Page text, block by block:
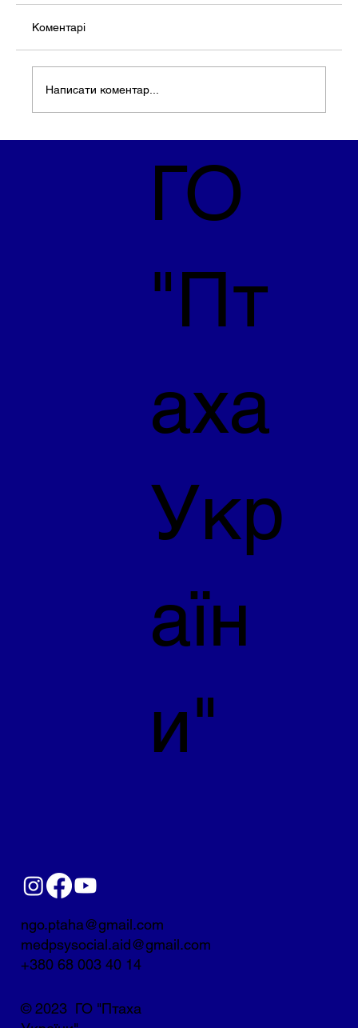
Підсумки травня для нашої організації.
Коментарі
Написати коментар...
ГО
"Пт
аха
Укр
аїн
и"
ngo.ptaha@gmail.com
medpsysocial.aid@gmail.com
+380 68 003 40 14
© 2023 ГО "Птаха